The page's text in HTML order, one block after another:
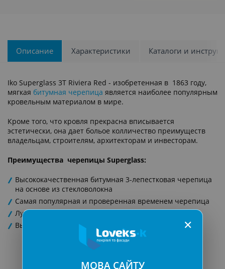
Описание Характеристики Каталоги и
Iko Superglass 3T Riviera Red - изобретенная в 1863 году,
мягкая битумная черепица является наиболее популярным
кровельным материалом в мире.
Кроме того, что кровля прекрасна вписывается
эстетически, она дает больое колличество преимуществ
владельцам, строителям, архитекторам и инвесторам.
Преимущества черепицы Superglass:
Высококачественная битумная 3-лепестковая черепица
на основе из стекловолокна
Самая популярная и проверенная временем черепица
Лучшее соотношение цена-качество
Высокая устойчивость к выцветанию
✕
МОВА САЙТУ